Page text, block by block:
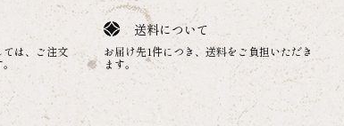
は、ご注文
送料について
お届け先1件につき、送料をご負担いただき
ます。